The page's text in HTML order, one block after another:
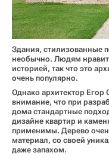
Здания, стилизованные
необычно. Людям
историей, так что это
очень популярно.
Однако архитектор Егор
внимание, что при
дома стандартные
дизайне квартир и
применимы. Дерево
материал, со своей
даже запахом.